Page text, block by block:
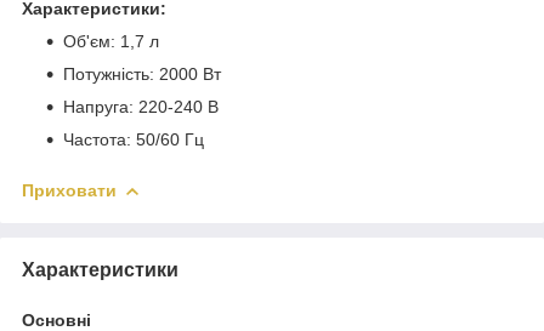
Характеристики:
Об'єм: 1,7 л
Потужність: 2000 Вт
Напруга: 220-240 В
Частота: 50/60 Гц
Приховати
Характеристики
Основні